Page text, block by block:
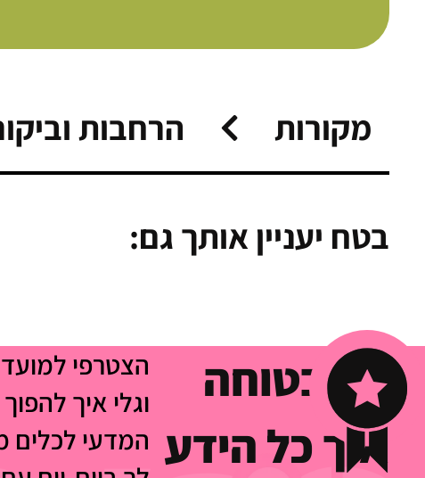
מקורות הרחבות
בטח יעניין אותך גם:
לא בטוחה
איך כל הידע
הצטרפי
וגלי איך
המדעי לכלים